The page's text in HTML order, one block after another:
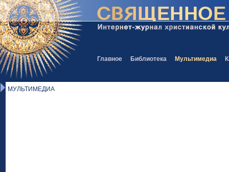
Главное Библиотека Мультимедиа
МУЛЬТИМЕДИА